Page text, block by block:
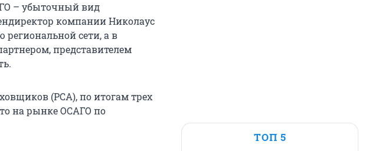
– убыточный вид
компании Николаус
сети, а в
представителем
(РСА), по итогам трех
на рынке ОСАГО по
ТОП 5